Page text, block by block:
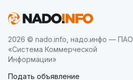
2026 © nado.info, надо.инфо — ПАО
«Система Коммерческой
Информации»
Подать объявление